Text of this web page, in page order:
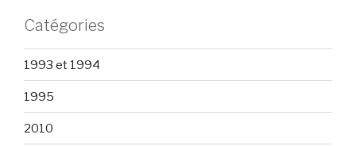
Catégories
1993 et 1994
1995
2010